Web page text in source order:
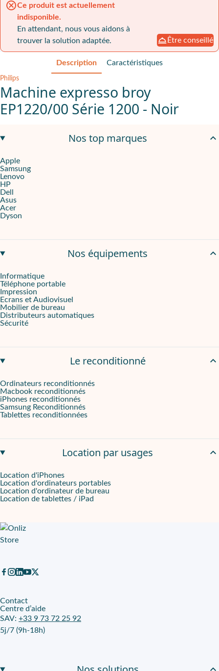
Ce produit est actuellement
indisponible.
En attendant, nous vous aidons à
trouver la solution adaptée.
Être conseillé
Description Caractéristiques
Philips
Machine expresso broy
EP1220/00 Série 1200 - Noir
Pour s’adapter à toutes les préférences, la machine propose
Une utilisation simple pour un usage collectif
L’écran tactile
L’entretien ne ralentit pas le rythme quotidien. Les pièces
Accédez sans contrainte à la Philips EP1220/00 via Onliz
Ce modèle est proposé en location longue durée par Onliz,
Nos top marques
Apple
Samsung
Lenovo
HP
Dell
Asus
Acer
Dyson
Nos équipements
Informatique
Téléphone portable
Impression
Ecrans et Audiovisuel
Mobilier de bureau
Distributeurs automatiques
Sécurité
Le reconditionné
Ordinateurs reconditionnés
Macbook reconditionnés
iPhones reconditionnés
Samsung Reconditionnés
Tablettes reconditionnées
Location par usages
Location d'iPhones
Location d'ordinateurs portables
Location d'ordinateur de bureau
Location de tablettes / iPad
Contact
Centre d’aide
SAV: +33 9 73 72 25 92
5j/7 (9h-18h)